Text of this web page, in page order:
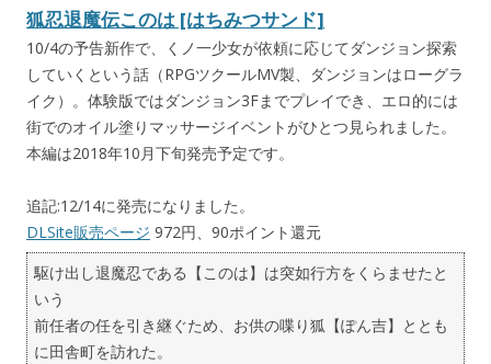
狐忍退魔伝このは [はちみつサンド]
10/4の予告新作で、くノ一少女が依頼に応じてダンジョン探索
していくという話（RPGツクールMV製、ダンジョンはローグラ
イク）。体験版ではダンジョン3Fまでプレイでき、エロ的には
街でのオイル塗りマッサージイベントがひとつ見られました。
本編は2018年10月下旬発売予定です。
追記:12/14に発売になりました。
DLSite販売ページ 972円、90ポイント還元
駆け出し退魔忍である【このは】は突如行方をくらませたと
いう
前任者の任を引き継ぐため、お供の喋り狐【ぽん吉】ととも
に田舎町を訪れた。